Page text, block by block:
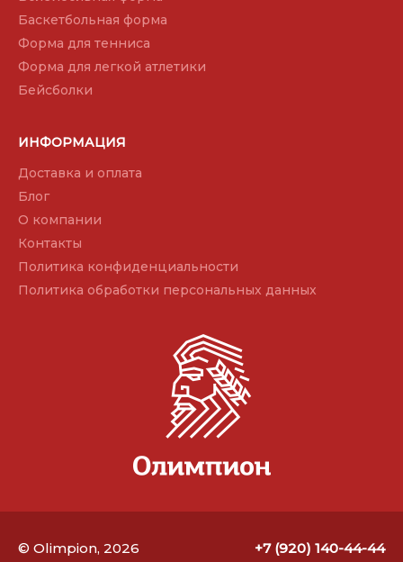
Баскетбольная форма
Форма для тенниса
Форма для легкой атлетики
Бейсболки
ИНФОРМАЦИЯ
Доставка и оплата
Блог
О компании
Контакты
Политика конфиденциальности
Политика обработки персональных данных
© Olimpion, 2026 +7 (920) 140-44-44